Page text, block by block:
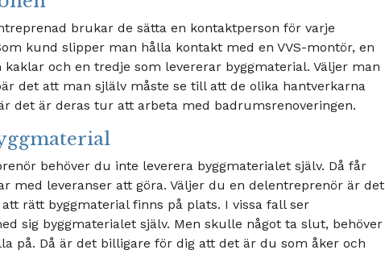
brukar de sätta en kontaktperson för varje
kund slipper man hålla kontakt med en VVS-montör, en
och en tredje som levererar byggmaterial. Väljer man
det att man sjlälv måste se till att de olika hantverkarna
det är deras tur att arbeta med badrumsrenoveringen.
behöver du inte leverera byggmaterialet själv. Då får
med leveranser att göra. Väljer du en delentreprenör är det
rätt byggmaterial finns på plats. I vissa fall ser
sig byggmaterialet själv. Men skulle något ta slut, behöver
på. Då är det billigare för dig att det är du som åker och